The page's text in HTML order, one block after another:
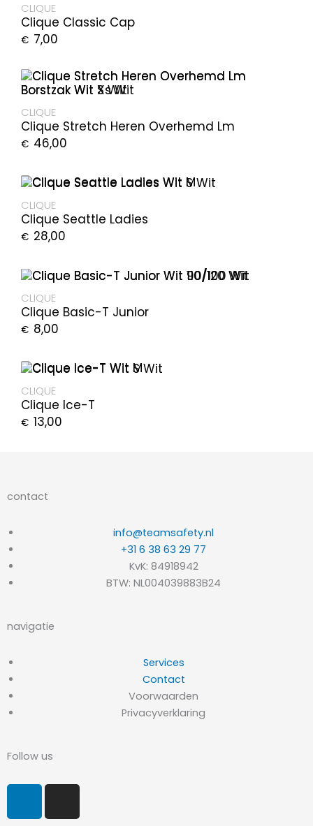
CLIQUE
Clique Classic Cap
€ 7,00
CLIQUE
Clique Stretch Heren Overhemd Lm
€ 46,00
CLIQUE
Clique Seattle Ladies
€ 28,00
CLIQUE
Clique Basic-T Junior
€ 8,00
CLIQUE
Clique Ice-T
€ 13,00
contact
info@teamsafety.nl
+31 6 38 63 29 77
KvK: 84918942
BTW: NL004039883B24
navigatie
Services
Contact
Voorwaarden
Privacyverklaring
Follow us
L I